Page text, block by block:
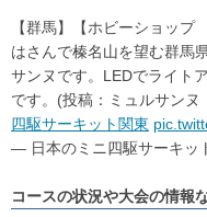
【群馬】【ホビーショッ
はさんで榛名山を望む群
サンヌです。LEDでライト
です。(投稿：ミュルサン
四駆サーキット関東
— 日本のミニ四駆サーキッ
コースの状況や大会の情報